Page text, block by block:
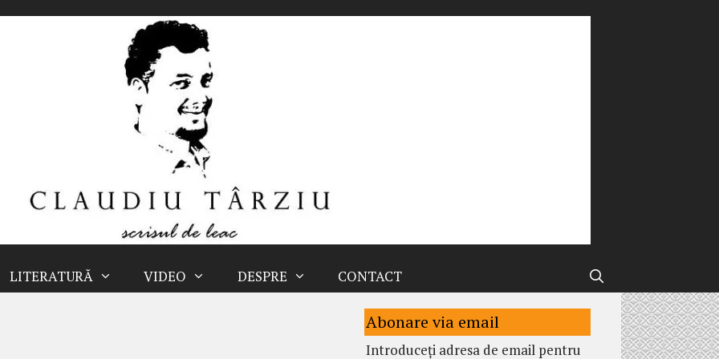
LITERATURĂ VIDEO DESPRE CONTACT
Abonare via email
Introduceți adresa de email pentru